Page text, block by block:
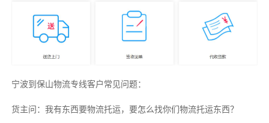
宁波到保山物流专线客户常见问题：
货主问：我有东西要物流托运，要怎么找你们物流托运东西？